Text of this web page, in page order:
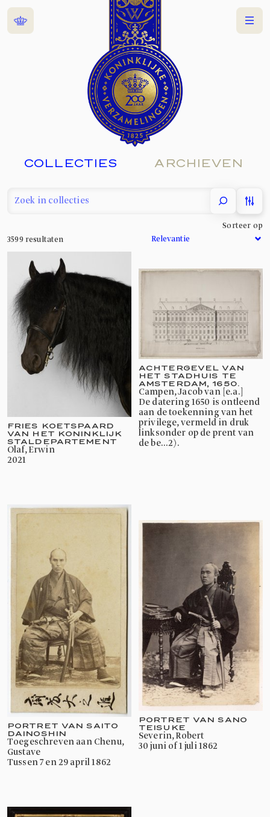
Home Menu
COLLECTIES ARCHIEVEN
filter
3599 resultaten
Sorteer op
FRIES KOETSPAARD
VAN HET KONINKLIJK
STALDEPARTEMENT
Olaf, Erwin
2021
ACHTERGEVEL VAN
HET STADHUIS TE
AMSTERDAM, 1650.
Campen, Jacob van [e.a.]
De datering 1650 is ontleend
aan de toekenning van het
privilege, vermeld in druk
linksonder op de prent van
de be...2).
PORTRET VAN SAITO
DAINOSHIN
toegeschreven aan Chenu,
Gustave
tussen 7 en 29 april 1862
PORTRET VAN SANO
TEISUKE
Severin, Robert
30 juni of 1 juli 1862